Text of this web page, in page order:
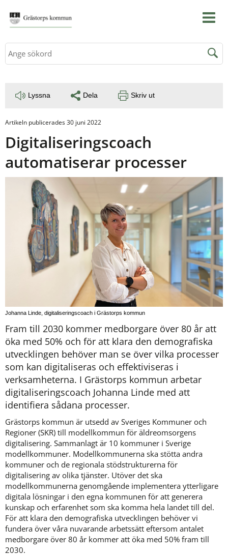
Sök
Lyssna Dela Skriv ut
Artikeln publicerades 30 juni 2022
Digitaliseringscoach
automatiserar processer
Johanna Linde, digitaliseringscoach i Grästorps kommun
Fram till 2030 kommer medborgare över 80 år att
öka med 50% och för att klara den demografiska
utvecklingen behöver man se över vilka processer
som kan digitaliseras och effektiviseras i
verksamheterna. I Grästorps kommun arbetar
digitaliseringscoach Johanna Linde med att
identifiera sådana processer.
Grästorps kommun är utsedd av Sveriges Kommuner och
Regioner (SKR) till modellkommun för äldreomsorgens
digitalisering. Sammanlagt är 10 kommuner i Sverige
modellkommuner. Modellkommunerna ska stötta andra
kommuner och de regionala stödstrukturerna för
digitalisering av olika tjänster. Utöver det ska
modellkommunerna genomgående implementera ytterligare
digitala lösningar i den egna kommunen för att generera
kunskap och erfarenhet som ska komma hela landet till del.
För att klara den demografiska utvecklingen behöver vi
fundera över våra nuvarande arbetssätt eftersom antalet
medborgare över 80 år kommer att öka med 50% fram till
2030.